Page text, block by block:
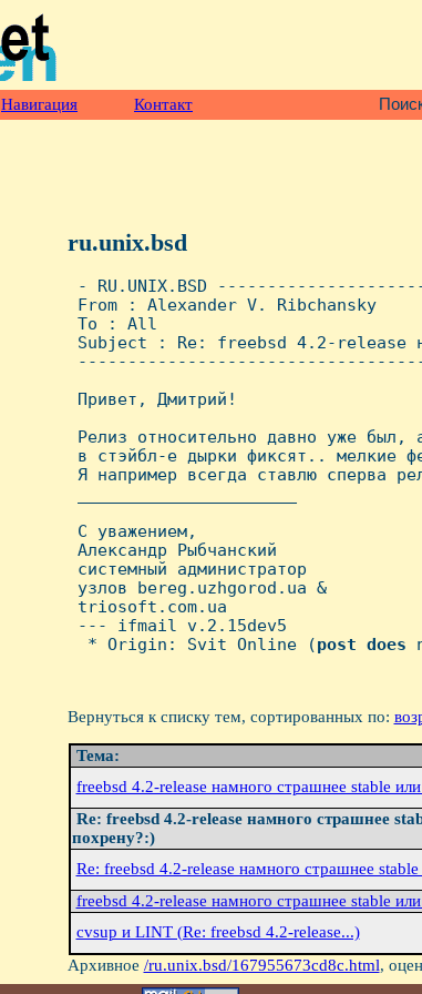
Навигация Контакт
ru.unix.bsd
- RU.UNIX.BSD
From : Alexander V. Ribchansky
To : All
Subject : Re: freebsd 4.2-release
Привет, Дмитрий!
Релиз относительно давно уже был,
в стэйбл-е дырки фиксят.. мелкие
Я например всегда ставлю сперва
С уважением,
Александр Рыбчанский
системный администратор
узлов bereg.uzhgorod.ua &
triosoft.com.ua
--- ifmail v.2.15dev5
  * Origin: Svit Online (
post does
Вернуться к списку тем, сортированных по:
Тема:
freebsd 4.2-release намного страшнее stable
Re: freebsd 4.2-release намного страшнее
похрену?:)
Re: freebsd 4.2-release намного страшнее
freebsd 4.2-release намного страшнее stable
cvsup и LINT (Re: freebsd 4.2-release...)
Архивное /ru.unix.bsd/167955673cd8c.html,